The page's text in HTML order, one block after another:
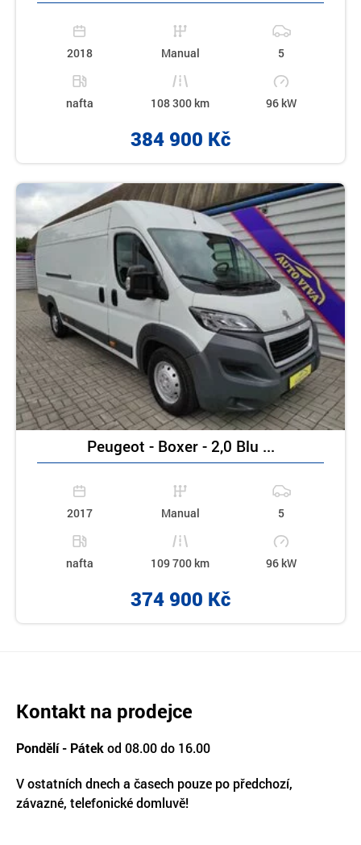
2018 Manual 5
nafta 108 300 km 96 kW
384 900 Kč
Peugeot - Boxer - 2,0 Blu ...
2017 Manual 5
nafta 109 700 km 96 kW
374 900 Kč
Kontakt na prodejce
Pondělí - Pátek od 08.00 do 16.00
V ostatních dnech a časech pouze po předchozí,
závazné, telefonické domluvě!